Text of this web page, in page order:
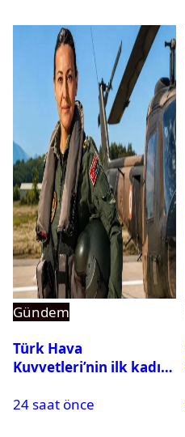
Gündem
Türk Hava
Kuvvetleri’nin ilk kadın
Karapınar hakkında
24 saat önce